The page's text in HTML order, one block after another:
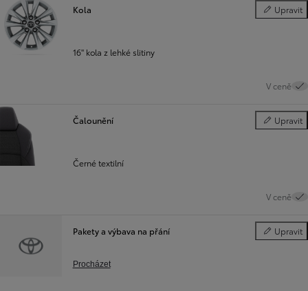
Kola Upravit
Kola
16" kola z lehké slitiny
V ceně
Čalounění Upravit
Čalounění
Černé textilní
V ceně
Pakety a výbava na přání Upravit
Pakety a
Procházet